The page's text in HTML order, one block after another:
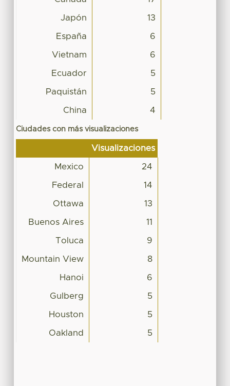
Japón 13
España 6
Vietnam 6
Ecuador 5
Paquistán 5
China 4
Ciudades con más visualizaciones
Visualizaciones
Mexico 24
Federal 14
Ottawa 13
Buenos Aires 11
Toluca 9
Mountain View 8
Hanoi 6
Gulberg 5
Houston 5
Oakland 5